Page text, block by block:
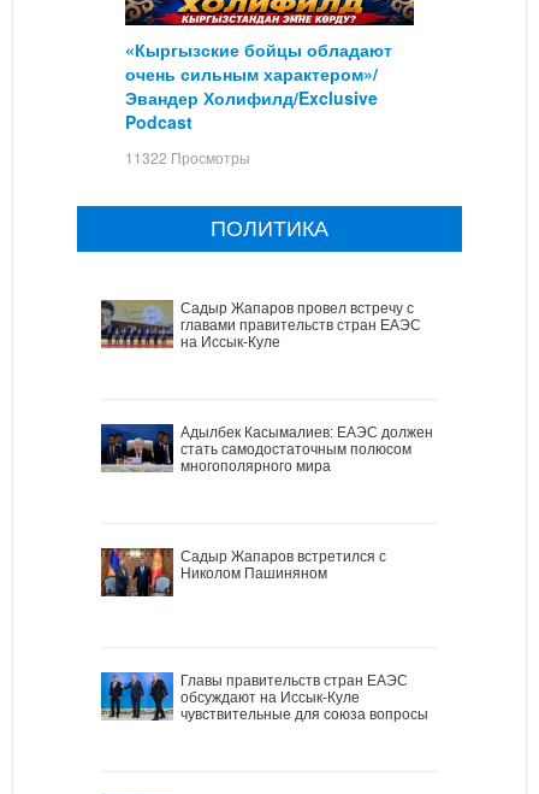
«Кыргызские бойцы обладают
очень сильным характером»/
Эвандер Холифилд/Exclusive
Podcast
11322 Просмотры
ПОЛИТИКА
Садыр Жапаров провел встречу с
главами правительств стран ЕАЭС
на Иссык-Куле
Адылбек Касымалиев: ЕАЭС должен
стать самодостаточным полюсом
многополярного мира
Садыр Жапаров встретился с
Николом Пашиняном
Главы правительств стран ЕАЭС
обсуждают на Иссык-Куле
чувствительные для союза вопросы